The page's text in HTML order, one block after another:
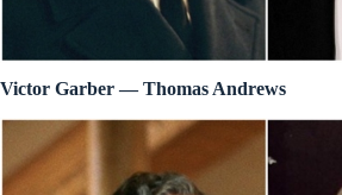
Victor Garber — Thomas Andrews